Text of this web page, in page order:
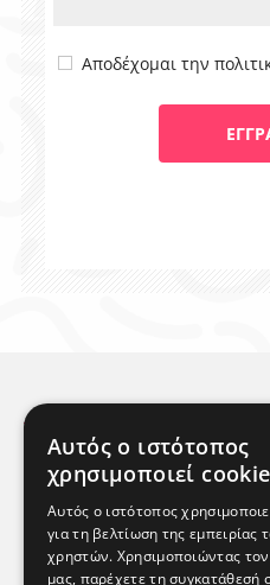
Αποδέχομαι την
ΧΡΗΣΙΜΕΣ
ΘΕΣ
Αυτός ο ιστότοπος
χρησιμοποιεί
Αυτός ο ιστότοπος
για τη βελτίωση της εμπειρίας
χρηστών. Χρησιμοποιώντας
μας, παρέχετε τη συγκατάθεσή